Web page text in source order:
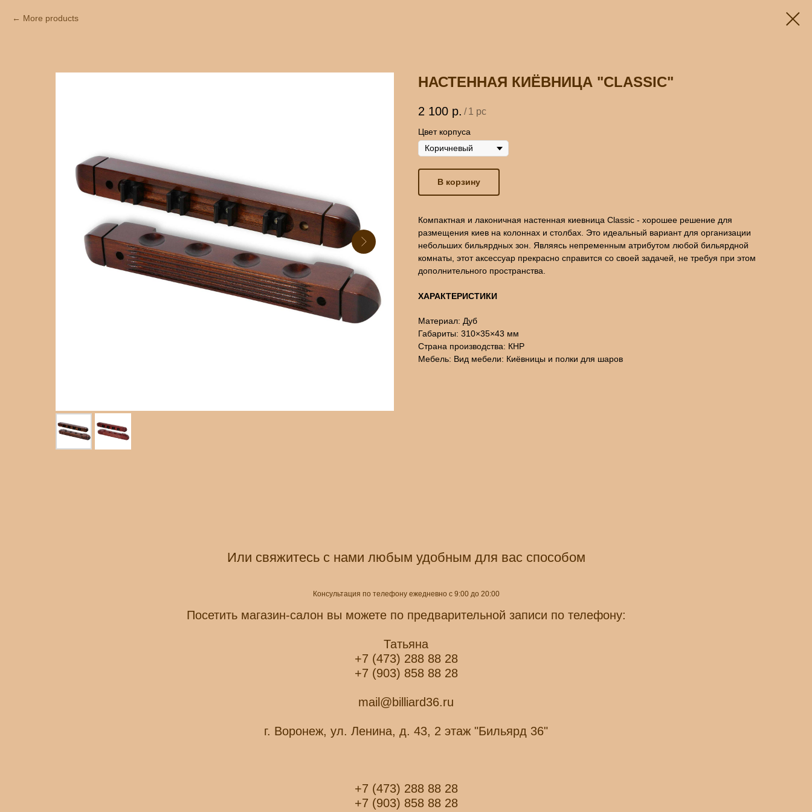
More products
НАСТЕННАЯ КИЁВНИЦА "CLASSIC"
2 100 р. / 1 pc
Цвет корпуса
В корзину
Компактная и лаконичная настенная киевница Classic - хорошее решение для
размещения киев на колоннах и столбах. Это идеальный вариант для организации
небольших бильярдных зон. Являясь непременным атрибутом любой бильярдной
комнаты, этот аксессуар прекрасно справится со своей задачей, не требуя при этом
дополнительного пространства.
ХАРАКТЕРИСТИКИ
Материал: Дуб
Габариты: 310×35×43 мм
Страна производства: КНР
Мебель: Вид мебели: Киёвницы и полки для шаров
Или свяжитесь с нами любым удобным для вас способом
Консультация по телефону ежедневно с 9:00 до 20:00
Посетить магазин-салон вы можете по предварительной записи по телефону:
Татьяна
+7 (473) 288 88 28
+7 (903) 858 88 28
mail@billiard36.ru
г. Воронеж, ул. Ленина, д. 43, 2 этаж "Бильярд 36"
+7 (473) 288 88 28
+7 (903) 858 88 28